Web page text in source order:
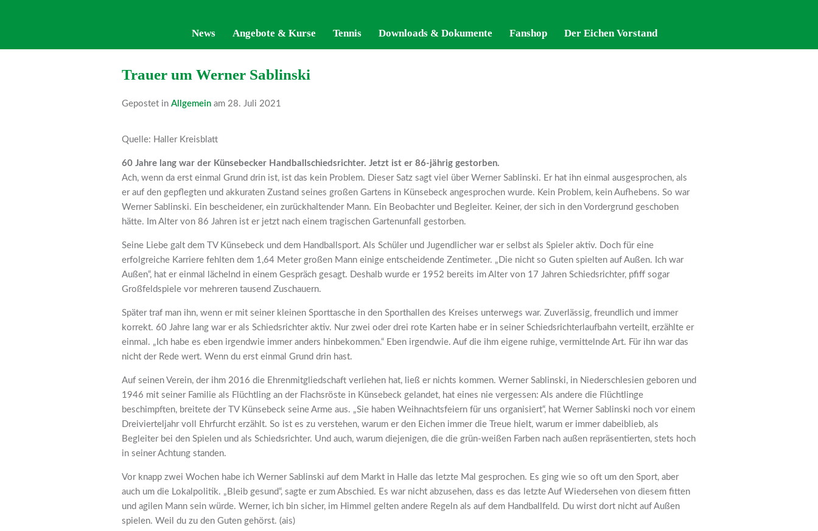
News Angebote & Kurse Tennis Downloads & Dokumente Fanshop Der Eichen Vorstand
News Angebote & Kurse Tennis Downloads & Dokumente Fanshop Der Eichen Vorstand
Trauer um Werner Sablinski
Gepostet in Allgemein am 28. Juli 2021
Quelle: Haller Kreisblatt
60 Jahre lang war der Künsebecker Handballschiedsrichter. Jetzt ist er 86-jährig gestorben.
Ach, wenn da erst einmal Grund drin ist, ist das kein Problem. Dieser Satz sagt viel über Werner Sablinski. Er hat ihn einmal ausgesprochen, als
er auf den gepflegten und akkuraten Zustand seines großen Gartens in Künsebeck angesprochen wurde. Kein Problem, kein Aufhebens. So war
Werner Sablinski. Ein bescheidener, ein zurückhaltender Mann. Ein Beobachter und Begleiter. Keiner, der sich in den Vordergrund geschoben
hätte. Im Alter von 86 Jahren ist er jetzt nach einem tragischen Gartenunfall gestorben.
Seine Liebe galt dem TV Künsebeck und dem Handballsport. Als Schüler und Jugendlicher war er selbst als Spieler aktiv. Doch für eine
erfolgreiche Karriere fehlten dem 1,64 Meter großen Mann einige entscheidende Zentimeter. „Die nicht so Guten spielten auf Außen. Ich war
Außen“, hat er einmal lächelnd in einem Gespräch gesagt. Deshalb wurde er 1952 bereits im Alter von 17 Jahren Schiedsrichter, pfiff sogar
Großfeldspiele vor mehreren tausend Zuschauern.
Später traf man ihn, wenn er mit seiner kleinen Sporttasche in den Sporthallen des Kreises unterwegs war. Zuverlässig, freundlich und immer
korrekt. 60 Jahre lang war er als Schiedsrichter aktiv. Nur zwei oder drei rote Karten habe er in seiner Schiedsrichterlaufbahn verteilt, erzählte er
einmal. „Ich habe es eben irgendwie immer anders hinbekommen.“ Eben irgendwie. Auf die ihm eigene ruhige, vermittelnde Art. Für ihn war das
nicht der Rede wert. Wenn du erst einmal Grund drin hast.
Auf seinen Verein, der ihm 2016 die Ehrenmitgliedschaft verliehen hat, ließ er nichts kommen. Werner Sablinski, in Niederschlesien geboren und
1946 mit seiner Familie als Flüchtling an der Flachsröste in Künsebeck gelandet, hat eines nie vergessen: Als andere die Flüchtlinge
beschimpften, breitete der TV Künsebeck seine Arme aus. „Sie haben Weihnachtsfeiern für uns organisiert“, hat Werner Sablinski noch vor einem
Dreivierteljahr voll Ehrfurcht erzählt. So ist es zu verstehen, warum er den Eichen immer die Treue hielt, warum er immer dabeiblieb, als
Begleiter bei den Spielen und als Schiedsrichter. Und auch, warum diejenigen, die die grün-weißen Farben nach außen repräsentierten, stets hoch
in seiner Achtung standen.
Vor knapp zwei Wochen habe ich Werner Sablinski auf dem Markt in Halle das letzte Mal gesprochen. Es ging wie so oft um den Sport, aber
auch um die Lokalpolitik. „Bleib gesund“, sagte er zum Abschied. Es war nicht abzusehen, dass es das letzte Auf Wiedersehen von diesem fitten
und agilen Mann sein würde. Werner, ich bin sicher, im Himmel gelten andere Regeln als auf dem Handballfeld. Du wirst dort nicht auf Außen
spielen. Weil du zu den Guten gehörst. (ais)